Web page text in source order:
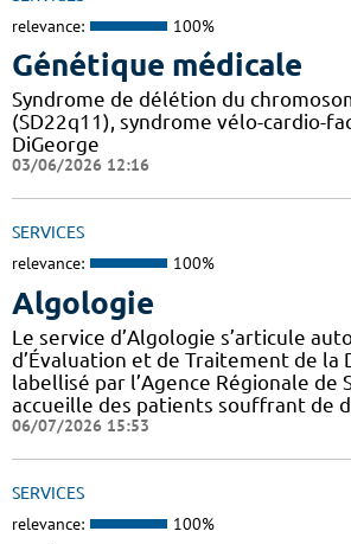
relevance: 100%
Génétique médicale
Syndrome de délétion du
(SD22q11), syndrome vélo-cardio-
DiGeorge
03/06/2026 12:16
SERVICES
relevance: 100%
Algologie
Le service d’Algologie s’articule
d’Évaluation et de Traitement de la
labellisé par l’Agence Régionale de
accueille des patients souffrant de
06/07/2026 15:53
SERVICES
relevance: 100%